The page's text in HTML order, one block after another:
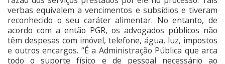
verbas equivalem a vencimentos e subsídios e tiveram
reconhecido o seu caráter alimentar. No entanto, de
acordo com a então PGR, os advogados públicos não
têm despesas com imóvel, telefone, água, luz, impostos
e outros encargos. “É a Administração Pública que arca
todo o suporte físico e de pessoal necessário ao